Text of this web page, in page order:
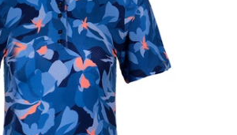
Golfové hole
Oblečení